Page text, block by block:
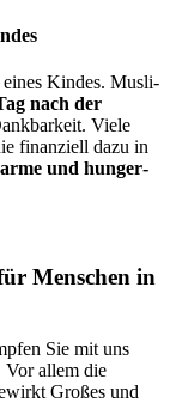
eines Kindes. Musli­
nach der
Viele
finan­ziell dazu in
arme und hunger­
Menschen in
Sie mit uns
Vor allem die
Großes und